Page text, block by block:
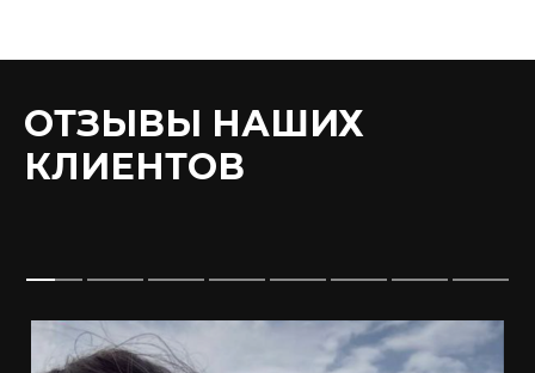
ОТЗЫВЫ НАШИХ
КЛИЕНТОВ